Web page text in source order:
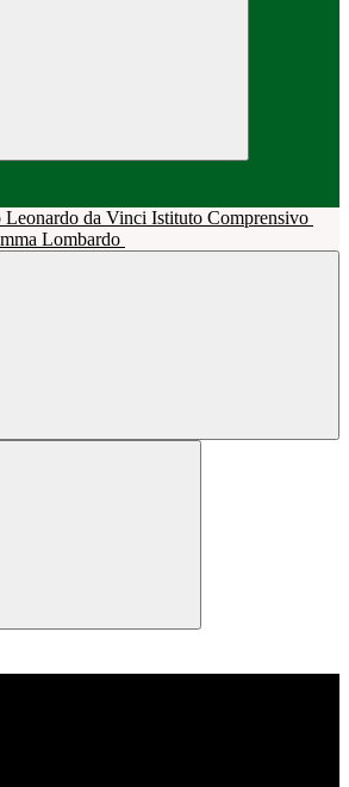
Istituto Comprensivo
Lombardo